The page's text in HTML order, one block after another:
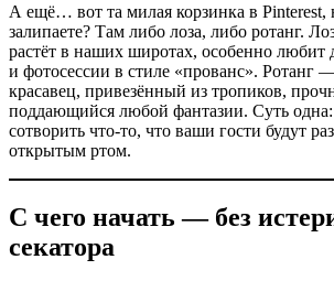
А ещё… вот та милая корзинка в
залипаете? Там либо лоза, либо ротанг.
растёт в наших широтах, особенно любит
и фотосессии в стиле «прованс». Ротанг
красавец, привезённый из тропиков,
поддающийся любой фантазии. Суть
сотворить что-то, что ваши гости будут
открытым ртом.
С чего начать — без
секатора